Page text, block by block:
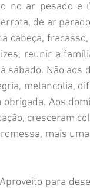
no ar pesado e
de ar
cabeça,
reunir a
sábado. Não aos
melancolia,
Aos
cresceram
mais
para